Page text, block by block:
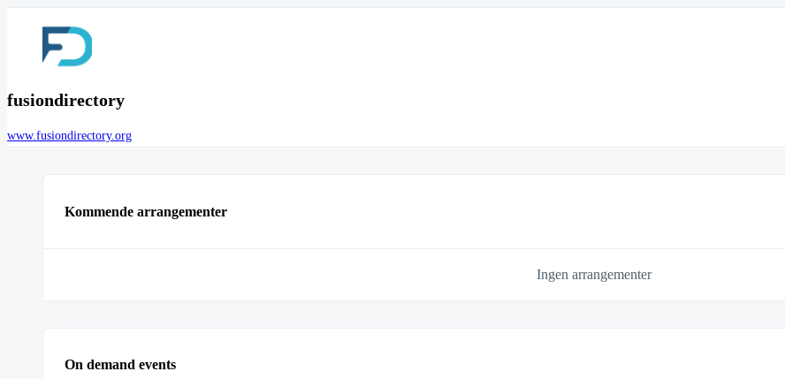
fusiondirectory
www.fusiondirectory.org
Kommende arrangementer
Ingen arrangementer
On demand events